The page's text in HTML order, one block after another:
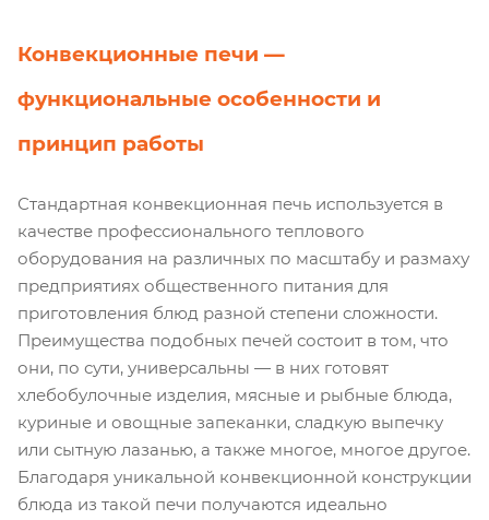
Конвекционные печи —
функциональные особенности и
принцип работы
Стандартная конвекционная печь используется в
качестве профессионального теплового
оборудования на различных по масштабу и размаху
предприятиях общественного питания для
приготовления блюд разной степени сложности.
Преимущества подобных печей состоит в том, что
они, по сути, универсальны — в них готовят
хлебобулочные изделия, мясные и рыбные блюда,
куриные и овощные запеканки, сладкую выпечку
или сытную лазанью, а также многое, многое другое.
Благодаря уникальной конвекционной конструкции
блюда из такой печи получаются идеально